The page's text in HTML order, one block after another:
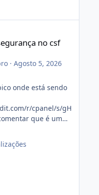
no csf
· Agosto 5, 2026
onde está sendo
r/cpanel/s/gH
que é um